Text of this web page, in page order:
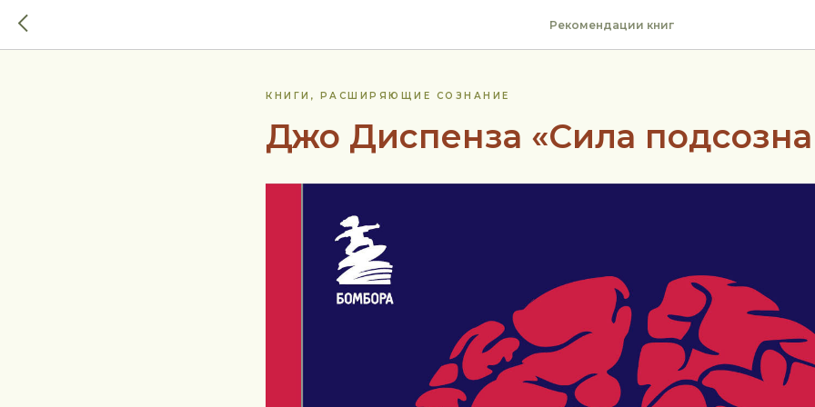
Рекомендации книг
КНИГИ, РАСШИРЯЮЩИЕ СОЗНАНИЕ
Джо Диспенза «Сила